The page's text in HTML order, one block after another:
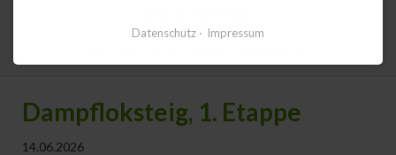
Datenschutz Impressum
Dampfloksteig, 1. Etappe
14.06.2026